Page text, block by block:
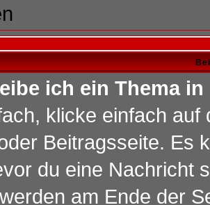
ich ein Thema
klicke einfach
Beitragsseite. Es
du eine Nachricht
am Ende der